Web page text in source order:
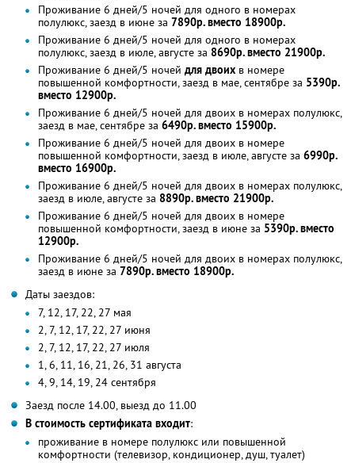
Проживание 6 дней/5 ночей для одного в номерах
полулюкс, заезд в июне за 7890р. вместо 18900р.
Проживание 6 дней/5 ночей для одного в номерах
полулюкс, заезд в июле, августе за 8690р. вместо 21900р.
Проживание 6 дней/5 ночей для двоих в номере
повышенной комфортности, заезд в мае, сентябре за 5390р.
вместо 12900р.
Проживание 6 дней/5 ночей для двоих в номерах полулюкс,
заезд в мае, сентябре за 6490р. вместо 15900р.
Проживание 6 дней/5 ночей для двоих в номере
повышенной комфортности, заезд в июле, августе за 6990р.
вместо 16900р.
Проживание 6 дней/5 ночей для двоих в номерах полулюкс,
заезд в июле, августе за 8890р. вместо 21900р.
Проживание 6 дней/5 ночей для двоих в номере
повышенной комфортности, заезд в июне за 5390р. вместо
12900р.
Проживание 6 дней/5 ночей для двоих в номерах полулюкс,
заезд в июне за 7890р. вместо 18900р.
Даты заездов:
7, 12, 17, 22, 27 мая
2, 7, 12, 17, 22, 27 июня
2, 7, 12, 17, 22, 27 июля
1, 6, 11, 16, 21, 26, 31 августа
4, 9, 14, 19, 24 сентября
Заезд после 14.00, выезд до 11.00
В стоимость сертификата входит:
проживание в номере полулюкс или повышенной
комфортности (телевизор, кондиционер, душ, туалет)